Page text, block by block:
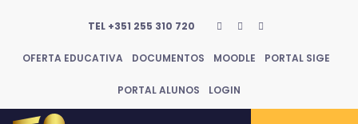
TEL +351 255 310 720
OFERTA EDUCATIVA DOCUMENTOS MOODLE PORTAL SIGE
PORTAL ALUNOS LOGIN